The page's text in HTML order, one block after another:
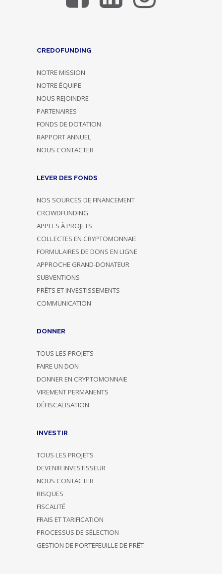
CREDOFUNDING
NOTRE MISSION
NOTRE ÉQUIPE
NOUS REJOINDRE
PARTENAIRES
FONDS DE DOTATION
RAPPORT ANNUEL
NOUS CONTACTER
LEVER DES FONDS
NOS SOURCES DE FINANCEMENT
CROWDFUNDING
APPELS À PROJETS
COLLECTES EN CRYPTOMONNAIE
FORMULAIRES DE DONS EN LIGNE
APPROCHE GRAND-DONATEUR
SUBVENTIONS
PRÊTS ET INVESTISSEMENTS
COMMUNICATION
DONNER
TOUS LES PROJETS
FAIRE UN DON
DONNER EN CRYPTOMONNAIE
VIREMENT PERMANENTS
DÉFISCALISATION
INVESTIR
TOUS LES PROJETS
DEVENIR INVESTISSEUR
NOUS CONTACTER
RISQUES
FISCALITÉ
FRAIS ET TARIFICATION
PROCESSUS DE SÉLECTION
GESTION DE PORTEFEUILLE DE PRÊT